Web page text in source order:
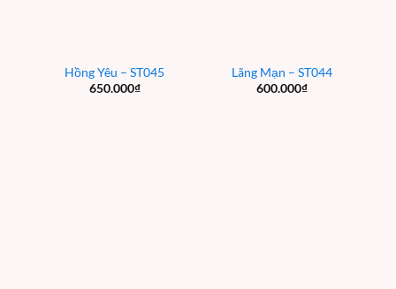
Hồng Yêu – ST045
650.000₫
Lãng Mạn – ST044
600.000₫